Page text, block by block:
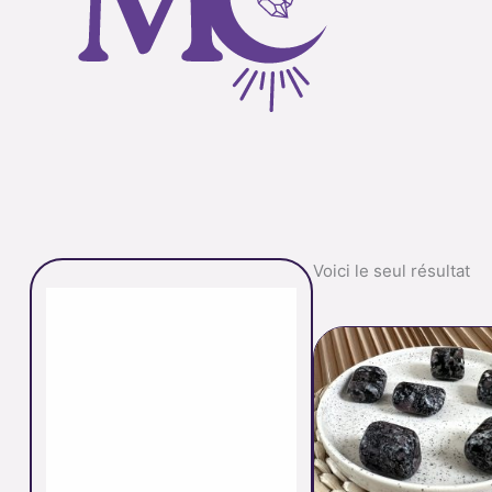
Voici le seul résultat